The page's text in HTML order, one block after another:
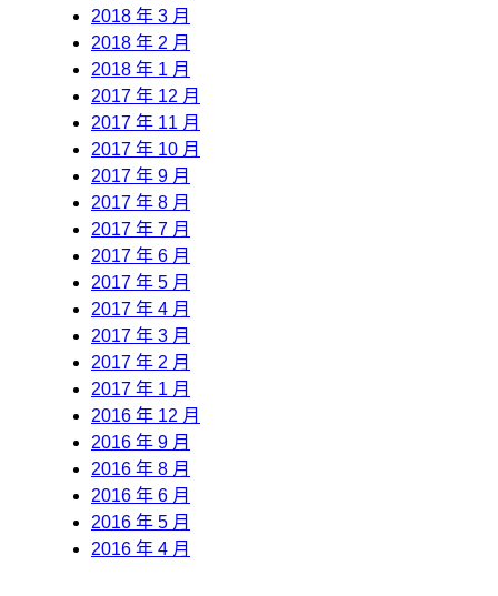
2018 年 3 月
2018 年 2 月
2018 年 1 月
2017 年 12 月
2017 年 11 月
2017 年 10 月
2017 年 9 月
2017 年 8 月
2017 年 7 月
2017 年 6 月
2017 年 5 月
2017 年 4 月
2017 年 3 月
2017 年 2 月
2017 年 1 月
2016 年 12 月
2016 年 9 月
2016 年 8 月
2016 年 6 月
2016 年 5 月
2016 年 4 月